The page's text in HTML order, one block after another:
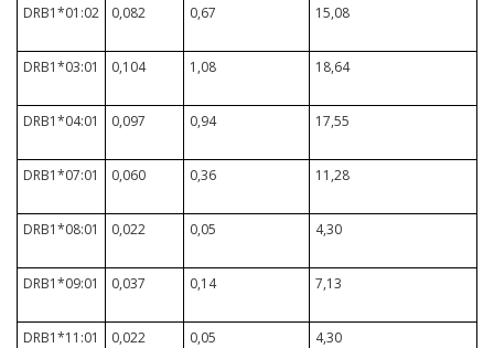
DRB1*01:02 0,082 0,67 15,08
DRB1*03:01 0,104 1,08 18,64
DRB1*04:01 0,097 0,94 17,55
DRB1*07:01 0,060 0,36 11,28
DRB1*08:01 0,022 0,05 4,30
DRB1*09:01 0,037 0,14 7,13
DRB1*11:01 0,022 0,05 4,30